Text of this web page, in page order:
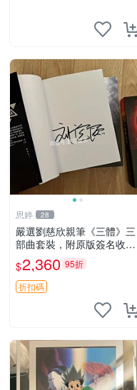
思婷 28
嚴選劉慈欣親筆《三體》三
部曲套裝，附原版簽名收藏
版 三體 規格完整 網拍無疑
真品 收藏推薦 《三體》全
系列親筆簽名版 電影原著珍
藏必備 劉慈欣 《三體》
$2,360 95折
折扣碼